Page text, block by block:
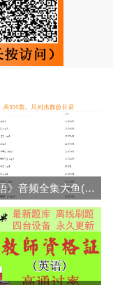
《讲论语》音频全集大鱼(完结)百度网盘下载